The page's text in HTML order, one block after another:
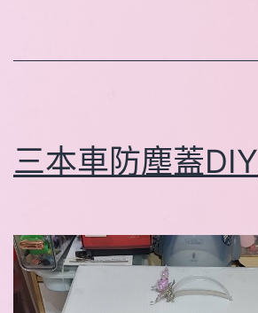
三本車防塵蓋DIY